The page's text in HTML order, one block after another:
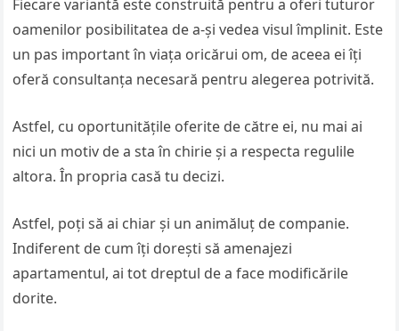
Fiecare variantă este construită pentru a oferi tuturor
oamenilor posibilitatea de a-și vedea visul împlinit. Este
un pas important în viața oricărui om, de aceea ei îți
oferă consultanța necesară pentru alegerea potrivită.
Astfel, cu oportunitățile oferite de către ei, nu mai ai
nici un motiv de a sta în chirie și a respecta regulile
altora. În propria casă tu decizi.
Astfel, poți să ai chiar și un animăluț de companie.
Indiferent de cum îți dorești să amenajezi
apartamentul, ai tot dreptul de a face modificările
dorite.